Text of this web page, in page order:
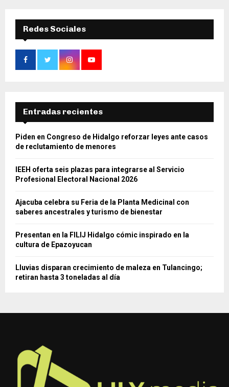
Redes Sociales
Entradas recientes
Piden en Congreso de Hidalgo reforzar leyes ante casos
de reclutamiento de menores
IEEH oferta seis plazas para integrarse al Servicio
Profesional Electoral Nacional 2026
Ajacuba celebra su Feria de la Planta Medicinal con
saberes ancestrales y turismo de bienestar
Presentan en la FILIJ Hidalgo cómic inspirado en la
cultura de Epazoyucan
Lluvias disparan crecimiento de maleza en Tulancingo;
retiran hasta 3 toneladas al día